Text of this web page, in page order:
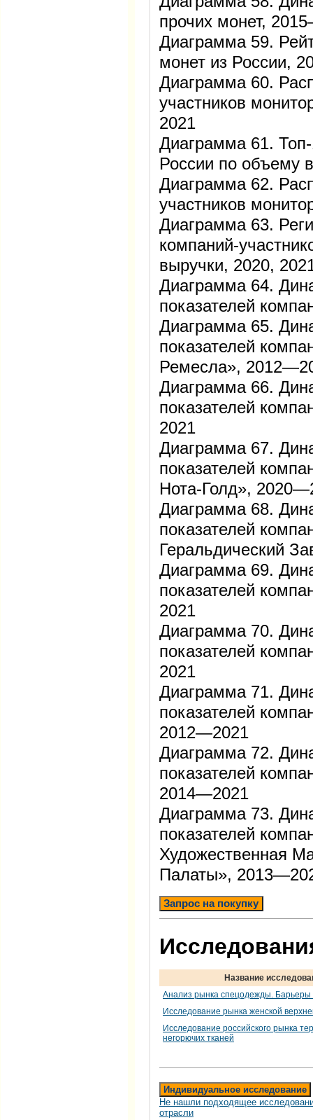
прочих монет,
Диаграмма 59.
монет из России,
Диаграмма 60.
участников
2021
Диаграмма 61.
России по объему
Диаграмма 62.
участников
Диаграмма 63.
компаний-
выручки, 2020,
Диаграмма 64.
показателей
Диаграмма 65.
показателей
Ремесла»,
Диаграмма 66.
показателей
2021
Диаграмма 67.
показателей
Нота-Голд»,
Диаграмма 68.
показателей
Геральдический
Диаграмма 69.
показателей
2021
Диаграмма 70.
показателей
2021
Диаграмма 71.
показателей
2012—2021
Диаграмма 72.
показателей
2014—2021
Диаграмма 73.
показателей
Художественная
Палаты»,
Запрос на покупку
Название
Анализ рынка спецодежды. Барьеры
Исследование рынка женской
Исследование российского рынка
негорючих тканей
Индивидуальное исследование
Не нашли подходящее
отрасли